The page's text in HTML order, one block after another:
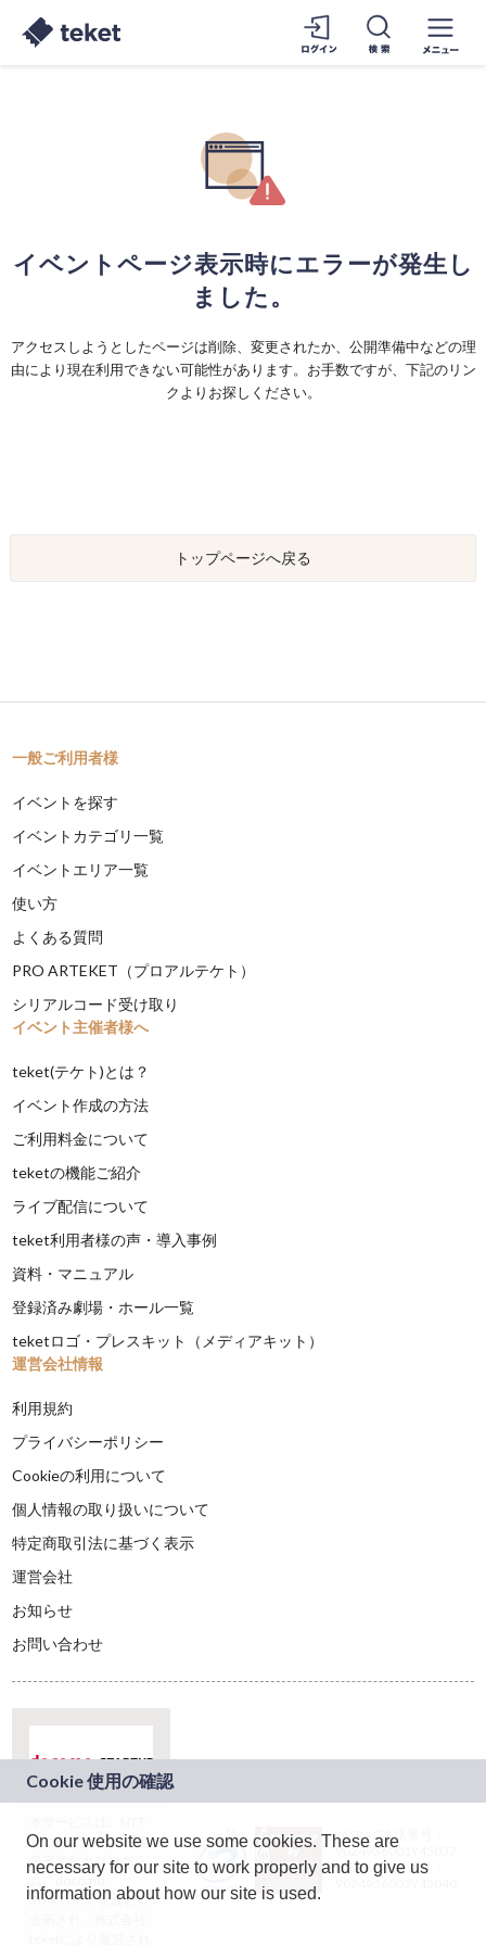
イベントページ表示時にエラーが発生し
ました。
アクセスしようとしたページは削除、変更されたか、公開準備中などの理
由により現在利用できない可能性があります。お手数ですが、下記のリン
クよりお探しください。
トップページへ戻る
一般ご利用者様
イベントを探す
イベントカテゴリ一覧
イベントエリア一覧
使い方
よくある質問
PRO ARTEKET（プロアルテケト）
シリアルコード受け取り
イベント主催者様へ
teket(テケト)とは？
イベント作成の方法
ご利用料金について
teketの機能ご紹介
ライブ配信について
teket利用者様の声・導入事例
資料・マニュアル
登録済み劇場・ホール一覧
teketロゴ・プレスキット（メディアキット）
運営会社情報
利用規約
プライバシーポリシー
Cookieの利用について
個人情報の取り扱いについて
特定商取引法に基づく表示
運営会社
お知らせ
お問い合わせ
ドコモグループの新
規事業創出プログラ
ム「docomo
STARTUP」を通じて
JASRAC許諾番号：
9024936001Y45037
JASRAC許諾番号：
On our website we use some cookies. These are
necessary for our site to work properly and to give us
information about how our site is used.